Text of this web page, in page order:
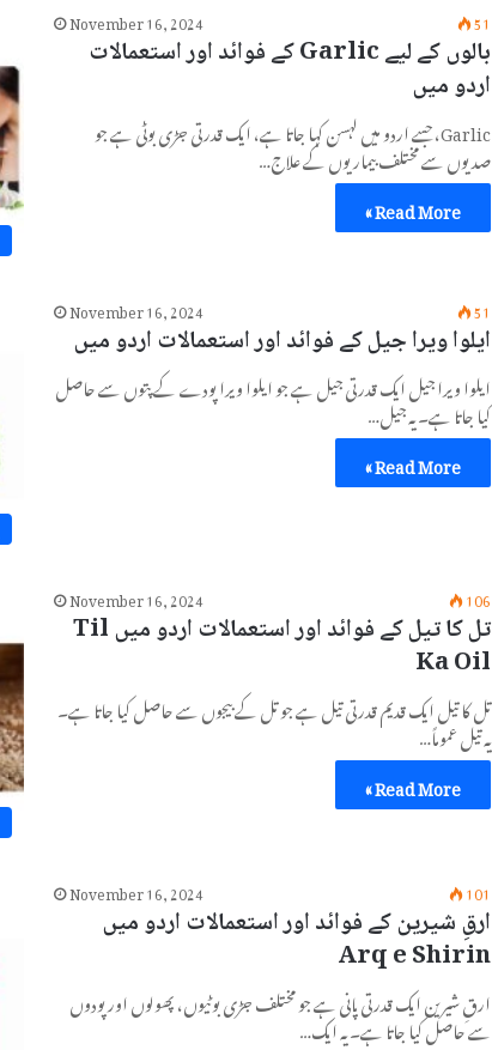
November 16, 2024 51
بالوں کے لیے Garlic کے فوائد اور استعمالات
اردو میں
Garlic، جسے اردو میں لہسن کہا جاتا ہے، ایک قدرتی جڑی بوٹی ہے جو
صدیوں سے مختلف بیماریوں کے علاج…
Read More »
November 16, 2024 51
ایلوا ویرا جیل کے فوائد اور استعمالات اردو میں
ایلوا ویرا جیل ایک قدرتی جیل ہے جو ایلوا ویرا پودے کے پتوں سے حاصل
کیا جاتا ہے۔ یہ جیل…
Read More »
November 16, 2024 106
تل کا تیل کے فوائد اور استعمالات اردو میں Til
Ka Oil
تل کا تیل ایک قدیم قدرتی تیل ہے جو تل کے بیجوں سے حاصل کیا جاتا ہے۔
یہ تیل عموماً…
Read More »
November 16, 2024 101
ارقِ شیرین کے فوائد اور استعمالات اردو میں
Arq e Shirin
ارقِ شیرین ایک قدرتی پانی ہے جو مختلف جڑی بوٹیوں، پھولوں اور پودوں
سے حاصل کیا جاتا ہے۔ یہ ایک…